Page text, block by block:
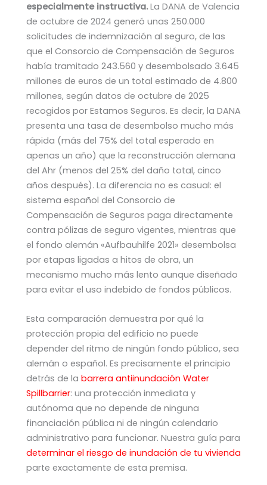
especialmente instructiva.La DANA de Valencia
de octubre de 2024 generó unas 250.000
solicitudes de indemnización al seguro, de las
que el Consorcio de Compensación de Seguros
había tramitado 243.560 y desembolsado 3.645
millones de euros de un total estimado de 4.800
millones, según datos de octubre de 2025
recogidos por Estamos Seguros. Es decir, la DANA
presenta una tasa de desembolso mucho más
rápida (más del 75% del total esperado en
apenas un año) que la reconstrucción alemana
del Ahr (menos del 25% del daño total, cinco
años después). La diferencia no es casual: el
sistema español del Consorcio de
Compensación de Seguros paga directamente
contra pólizas de seguro vigentes, mientras que
el fondo alemán «Aufbauhilfe 2021» desembolsa
por etapas ligadas a hitos de obra, un
mecanismo mucho más lento aunque diseñado
para evitar el uso indebido de fondos públicos.
Esta comparación demuestra por qué la
protección propia del edificio no puede
depender del ritmo de ningún fondo público, sea
alemán o español. Es precisamente el principio
detrás de la barrera antiinundación Water
Spillbarrier: una protección inmediata y
autónoma que no depende de ninguna
financiación pública ni de ningún calendario
administrativo para funcionar. Nuestra guía para
determinar el riesgo de inundación de tu vivienda
parte exactamente de esta premisa.